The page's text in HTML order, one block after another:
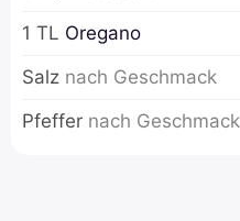
1 TL Oregano
Salz nach Geschmack
Pfeffer nach Geschmack